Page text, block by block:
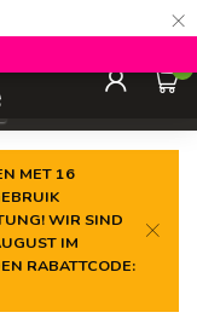
×
0
MET 16
WIR SIND
IM
RABATTCODE: